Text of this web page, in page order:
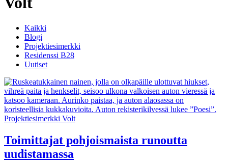
Kaikki
Blogi
Projektiesimerkki
Residenssi B28
Uutiset
Projektiesimerkki Volt
Toimittajat pohjoismaista runoutta
uudistamassa